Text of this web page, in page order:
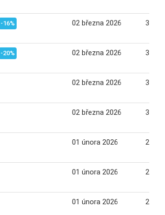
-16% 02 března 2026 31
-20% 02 března 2026 31
02 března 2026 31
02 března 2026 31
01 února 2026 28
01 února 2026 28
01 února 2026 28